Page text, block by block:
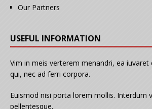
Our Partners
USEFUL INFORMATION
Vim in meis verterem menandri, ea iuvaret
qui, nec ad ferri corpora.
Euismod nisi porta lorem mollis. Interdum
pellentesque.